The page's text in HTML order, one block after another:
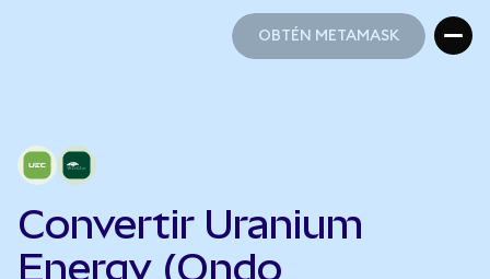
OBTÉN METAMASK
Convertir Uranium
Energy (Ondo